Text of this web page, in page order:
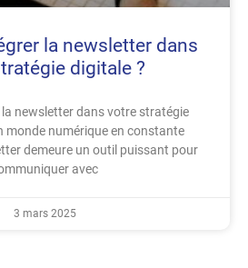
la newsletter dans
digitale ?
newsletter dans votre stratégie
monde numérique en constante
demeure un outil puissant pour
avec
3 mars 2025